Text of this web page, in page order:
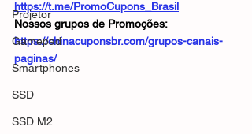
Projetor
Gamepad
Smartphones
SSD
SSD M2
https://t.me/PromoCupons_Brasil
Nossos grupos de Promoções:
https://chinacuponsbr.com/grupos-canais-
paginas/